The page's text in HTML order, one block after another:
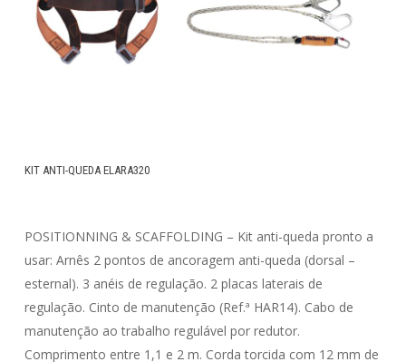
KIT ANTI-QUEDA ELARA320
POSITIONNING & SCAFFOLDING – Kit anti-queda pronto a
usar: Arnês 2 pontos de ancoragem anti-queda (dorsal –
esternal). 3 anéis de regulação. 2 placas laterais de
regulação. Cinto de manutenção (Ref.ª HAR14). Cabo de
manutenção ao trabalho regulável por redutor.
Comprimento entre 1,1 e 2 m. Corda torcida com 12 mm de